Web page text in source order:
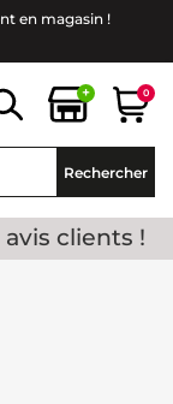
en magasin !
+ 0
Rechercher
avis clients !